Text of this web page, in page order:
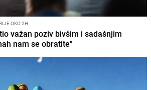
OKO 2H
važan poziv bivšim i sadašnjim
nam se obratite"